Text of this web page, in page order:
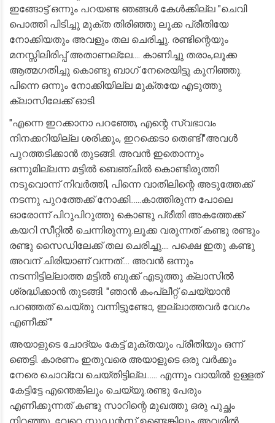
ഇങ്ങോട്ട് ഒന്നും പറയണ്ട ഞങ്ങൾ കേൾക്കില്ല "ചെവി
പൊത്തി പിടിച്ചു മുക്ത തിരിഞ്ഞു ലൂക്ക പ്രീതിയേ
നോക്കിയതും അവളും തല ചെരിച്ചു. രണ്ടിന്റെയും
മനസ്സിലിരിപ്പ് അതാണല്ലേ.... കാണിച്ചു തരാം,ലൂക്ക
ആത്മഗതിച്ചു കൊണ്ടു ബാഗ് നേരെയിട്ടു കുനിഞ്ഞു.
പിന്നെ ഒന്നും നോക്കിയില്ല മുക്തയേ എടുത്തു
ക്ലാസിലേക്ക് ഓടി.
"എന്നെ ഇറക്കാനാ പറഞ്ഞേ, എന്റെ സ്വഭാവം
നിനക്കറിയില്ല ശരിക്കും, ഇറക്കെടാ തെണ്ടി"അവൾ
പുറത്തടിക്കാൻ തുടങ്ങി. അവൻ ഇതൊന്നും
ഒന്നുമില്ലന്ന മട്ടിൽ ബെഞ്ചിൽ കൊണ്ടിരുത്തി
നടുവൊന്ന് നിവർത്തി, പിന്നെ വാതിലിന്റെ അടുത്തേക്ക്
നടന്നു പുറത്തേക്ക് നോക്കി......കാത്തിരുന്ന പോലെ
ഓരോന്ന് പിറുപിറുത്തു കൊണ്ടു പ്രീതി അകത്തേക്ക്
കയറി സീറ്റിൽ ചെന്നിരുന്നു.ലൂക്ക വരുന്നത് കണ്ടു രണ്ടും
രണ്ടു സൈഡിലേക്ക് തല ചെരിച്ചു.... പക്ഷെ ഇതു കണ്ടു
അവന് ചിരിയാണ് വന്നത്.... അവൻ ഒന്നും
നടന്നിട്ടില്ലാത്ത മട്ടിൽ ബുക്ക്‌ എടുത്തു ക്ലാസിൽ
ശ്രദ്ധിക്കാൻ തുടങ്ങി. "ഞാൻ കംപ്ലീറ്റ് ചെയ്യാൻ
പറഞ്ഞത് ചെയ്തു വന്നിട്ടുണ്ടോ, ഇല്ലാത്തവർ വേഗം
എണീക്ക് "
അയാളുടെ ചോദ്യം കേട്ട് മുക്തയും പ്രീതിയും ഒന്ന്
ഞെട്ടി. കാരണം ഇതുവരെ അയാളുടെ ഒരു വർക്കും
നേരെ ചൊവ്വേ ചെയ്തിട്ടില്ല...... എന്നും വായിൽ ഉള്ളത്
കേട്ടിട്ടേ എന്തെങ്കിലും ചെയ്യൂ.രണ്ടു പേരും
എണീക്കുന്നത് കണ്ടു സാറിന്റെ മുഖത്തു ഒരു പുച്ഛം